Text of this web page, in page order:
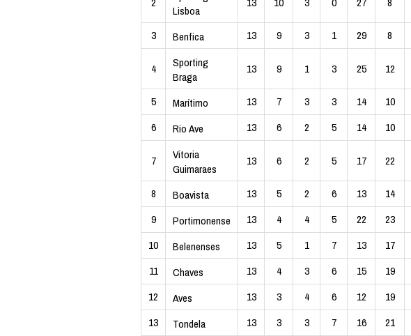
Lisboa
3 Benfica 13 9 3 1 29 8
4
Sporting
Braga
13 9 1 3 25 12
5 Marítimo 13 7 3 3 14 10
6
Rio Ave 13 6 2 5 14 10
7
Vitoria
Guimaraes
13 6 2 5 17 22
8 Boavista 13 5 2 6 13 14
9
Portimonense 13 4 4 5 22 23
10
Belenenses 13 5 1 7 13 17
11
Chaves 13 4 3 6 15 19
12
Aves 13 3 4 6 12 19
13
Tondela 13 3 3 7 16 21